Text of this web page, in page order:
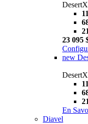
23 095
new
En
Diavel